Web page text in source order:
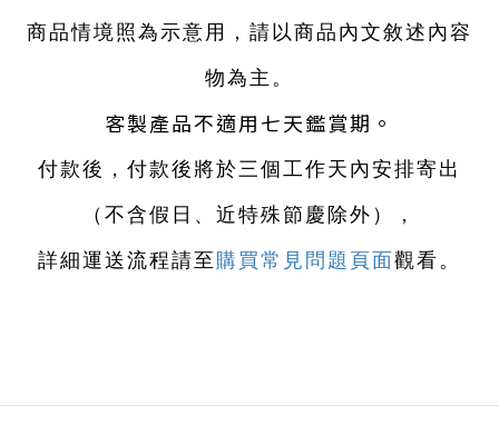
商品情境照為示意用，請以商品內文敘述內容
物為主。
客製產品不適用七天鑑賞期。
付款後，付款後將於三個工作天內安排寄出
（不含假日、近特殊節慶除外） ，
詳細運送流程請至 購買常見問題頁面 觀看。